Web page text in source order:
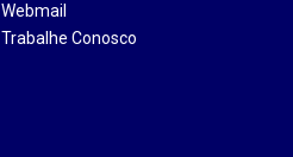
Webmail
Trabalhe Conosco